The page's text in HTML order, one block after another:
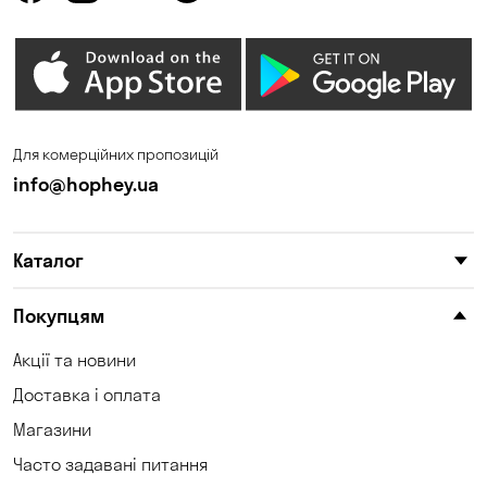
Карнаухівка Катеринівка
Клинці
Красносілка
Кривий Ріг
Кропивницький
Для комерційних пропозицій
info@hophey.ua
Каталог
Покупцям
Акції та новини
Доставка і оплата
Магазини
Часто задавані питання